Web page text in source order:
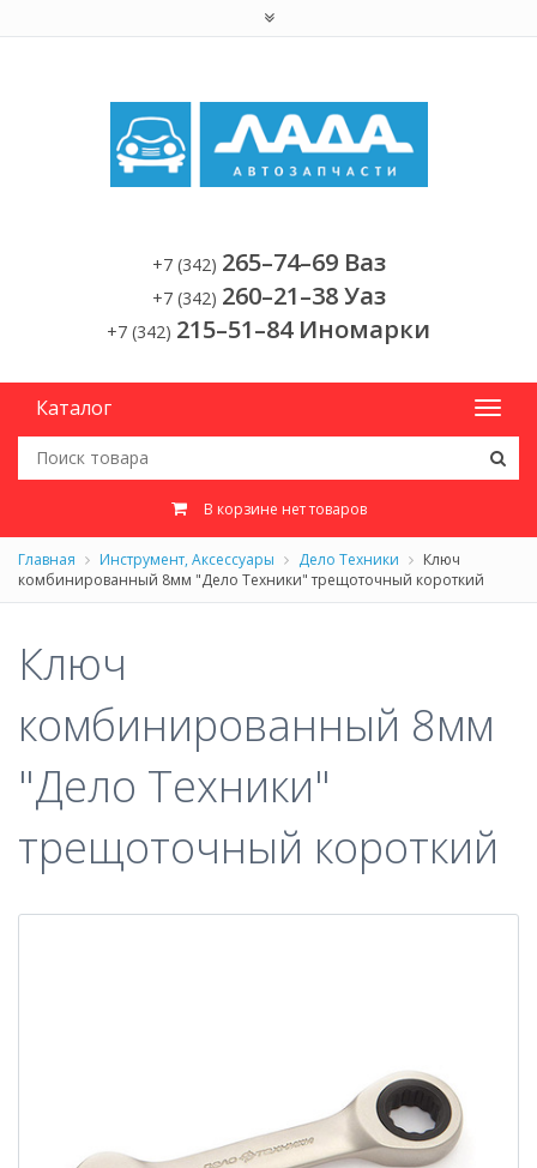
+7 (342) 265–74–69 Ваз
+7 (342) 260–21–38 Уаз
+7 (342) 215–51–84 Иномарки
Каталог
В корзине нет товаров
Главная Инструмент, Аксессуары Дело Техники
Ключ
комбинированный 8мм "Дело Техники" трещоточный короткий
Ключ
комбинированный 8мм
"Дело Техники"
трещоточный короткий